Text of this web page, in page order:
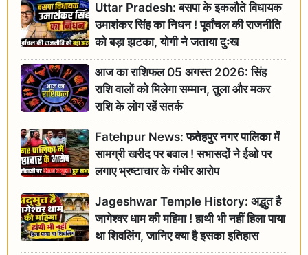
Uttar Pradesh: बसपा के इकलौते विधायक
उमाशंकर सिंह का निधन ! पूर्वांचल की राजनीति
को बड़ा झटका, योगी ने जताया दुःख
आज का राशिफल 05 अगस्त 2026: सिंह
राशि वालों को मिलेगा सम्मान, तुला और मकर
राशि के लोग रहें सतर्क
Fatehpur News: फतेहपुर नगर पालिका में
सामग्री खरीद पर बवाल ! सभासदों ने ईओ पर
लगाए भ्रष्टाचार के गंभीर आरोप
Jageshwar Temple History: अद्भुत है
जागेश्वर धाम की महिमा ! हाथी भी नहीं हिला पाया
था शिवलिंग, जानिए क्या है इसका इतिहास